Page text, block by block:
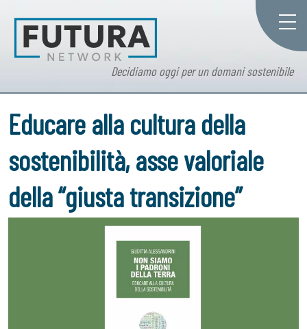
Decidiamo oggi per un domani sostenibile
Educare alla cultura della
sostenibilità, asse valoriale
della “giusta transizione”